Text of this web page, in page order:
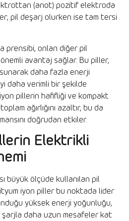
(anot) pozitif elektroda
pil deşarj olurken ise tam tersi
prensibi, onları diğer pil
avantaj sağlar. Bu piller,
daha fazla enerji
daha verimli bir şekilde
pillerin hafifliği ve kompakt
ağırlığını azaltır, bu da
doğrudan etkiler.
Elektrikli
büyük ölçüde kullanılan pil
iyon piller bu noktada lider
yüksek enerji yoğunluğu,
daha uzun mesafeler kat